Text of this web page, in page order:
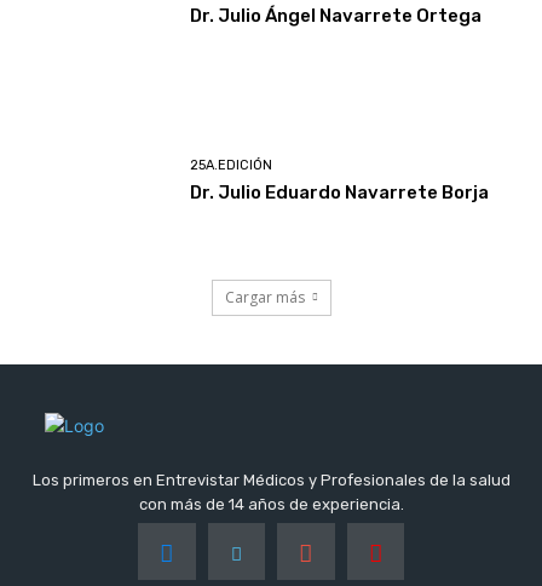
Dr. Julio Ángel Navarrete Ortega
25A.EDICIÓN
Dr. Julio Eduardo Navarrete Borja
Cargar más
Los primeros en Entrevistar Médicos y Profesionales de la salud
con más de 14 años de experiencia.